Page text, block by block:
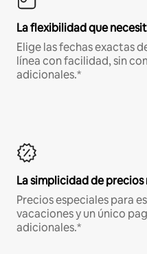
La flexibilidad que
Elige las fechas exactas
línea con facilidad, sin
adicionales.*
La simplicidad de precios
Precios especiales para
vacaciones y un único
adicionales.*